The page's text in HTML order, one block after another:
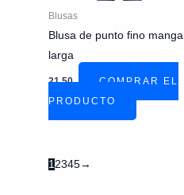
Blusas
Blusa de punto fino manga
larga
21,50
COMPRAR EL
PRODUCTO
1 2345→